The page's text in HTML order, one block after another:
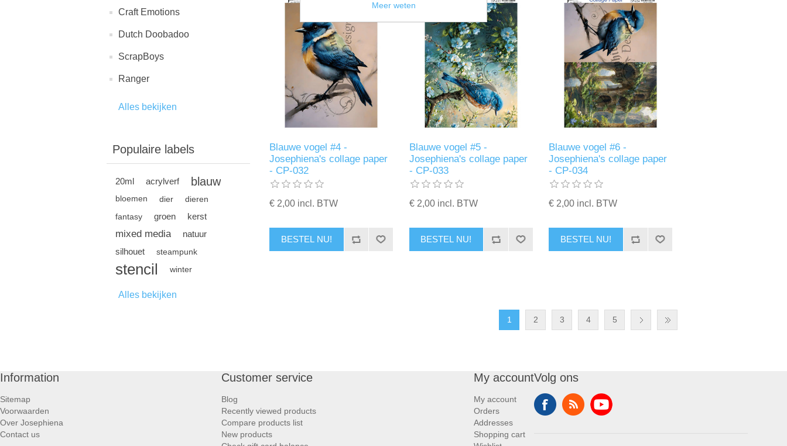
Craft Emotions
Dutch Doobadoo
ScrapBoys
Ranger
Alles bekijken
Populaire labels
20ml acrylverf blauw
bloemen dier
dieren
fantasy
groen kerst
mixed media
natuur
silhouet
steampunk
stencil winter
Alles bekijken
Blauwe vogel #4 -
Josephiena's collage paper
- CP-032
€ 2,00 incl. BTW
BESTEL NU!
Blauwe vogel #5 -
Josephiena's collage paper
- CP-033
€ 2,00 incl. BTW
BESTEL NU!
Blauwe vogel #6 -
Josephiena's collage paper
- CP-034
€ 2,00 incl. BTW
BESTEL NU!
1 2 3 4 5
Information
Sitemap
Voorwaarden
Over Josephiena
Contact us
Customer service
Blog
Recently viewed products
Compare products list
New products
My account
My account
Orders
Addresses
Shopping cart
Volg ons
Meer weten